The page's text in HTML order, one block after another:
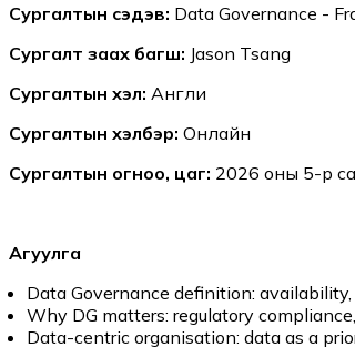
Сургалтын сэдэв: Data Governance -
Сургалт заах багш: Jason Tsang
Сургалтын хэл: Англи
Сургалтын хэлбэр: Онлайн
Сургалтын огноо, цаг: 2026 оны 5-р
Агуулга
Data Governance definition:
Why DG matters: regulatory
Data-centric organisation: data as a